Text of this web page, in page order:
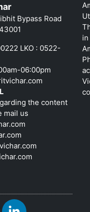
Bypass Road
LKO : 0522-
06:00pm
the content
mail us